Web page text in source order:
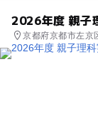
2026年度 親子
京都府京都市左京